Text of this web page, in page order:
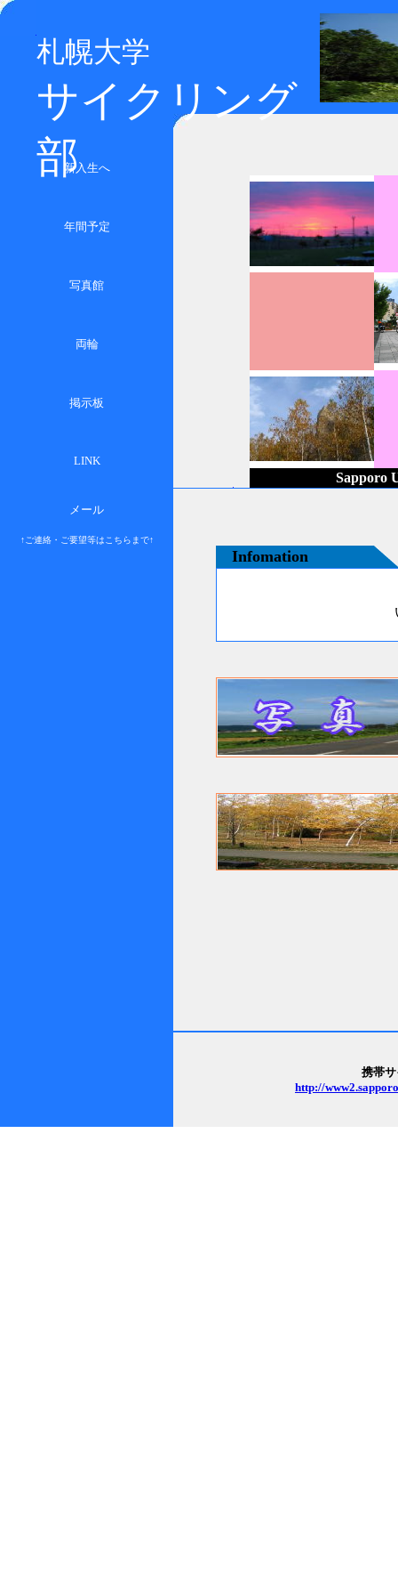
札幌大学
サイクリング
部新入生へ
年間予定
写真館
両輪
掲示板
LINK
Sapporo
メール
↑ご連絡・ご要望等はこちらまで↑
Infomation
携帯
http://